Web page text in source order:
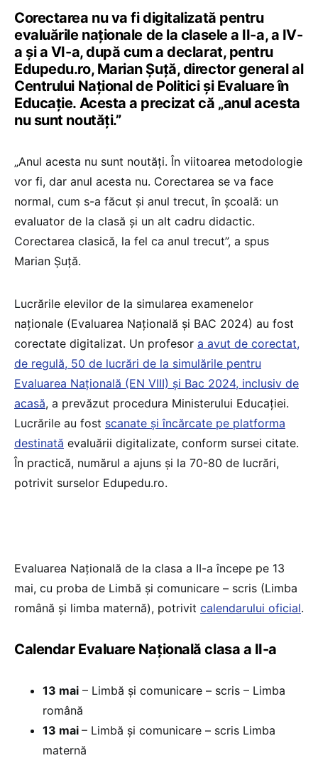
Corectarea nu va fi digitalizată pentru
evaluările naționale de la clasele a II-a, a IV-
a și a VI-a, după cum a declarat, pentru
Edupedu.ro, Marian Șuță, director general al
Centrului Național de Politici și Evaluare în
Educație. Acesta a precizat că „anul acesta
nu sunt noutăți.”
„Anul acesta nu sunt noutăți. În viitoarea metodologie
vor fi, dar anul acesta nu. Corectarea se va face
normal, cum s-a făcut și anul trecut, în școală: un
evaluator de la clasă și un alt cadru didactic.
Corectarea clasică, la fel ca anul trecut”, a spus
Marian Șuță.
Lucrările elevilor de la simularea examenelor
naționale (Evaluarea Națională și BAC 2024) au fost
corectate digitalizat. Un profesor a avut de corectat,
de regulă, 50 de lucrări de la simulările pentru
Evaluarea Națională (EN VIII) și Bac 2024, inclusiv de
acasă, a prevăzut procedura Ministerului Educației.
Lucrările au fost scanate și încărcate pe platforma
destinată evaluării digitalizate, conform sursei citate.
În practică, numărul a ajuns și la 70-80 de lucrări,
potrivit surselor Edupedu.ro.
Evaluarea Națională de la clasa a II-a începe pe 13
mai, cu proba de Limbă și comunicare – scris (Limba
română și limba maternă), potrivit calendarului oficial.
Calendar Evaluare Națională clasa a II-a
13 mai – Limbă și comunicare – scris – Limba
română
13 mai – Limbă și comunicare – scris Limba
maternă